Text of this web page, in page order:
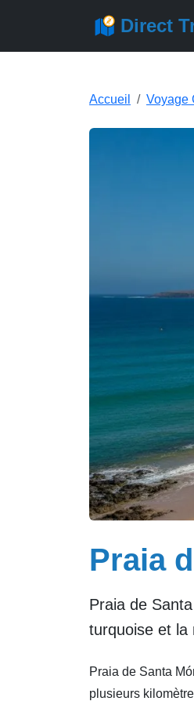
Direct
Accueil Voyage
Praia
Praia de
turquoise et la
Praia de Santa
plusieurs